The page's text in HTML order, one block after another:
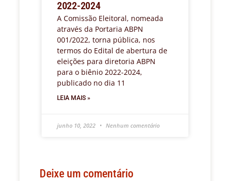
2022-2024
A Comissão Eleitoral, nomeada
através da Portaria ABPN
001/2022, torna pública, nos
termos do Edital de abertura de
eleições para diretoria ABPN
para o biênio 2022-2024,
publicado no dia 11
LEIA MAIS »
junho 10, 2022 Nenhum comentário
Deixe um comentário